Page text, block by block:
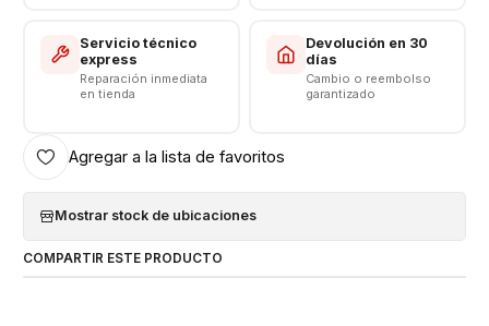
Servicio técnico
express
Reparación inmediata
en tienda
Devolución en 30
días
Cambio o reembolso
garantizado
Agregar a la lista de favoritos
Mostrar stock de ubicaciones
COMPARTIR ESTE PRODUCTO